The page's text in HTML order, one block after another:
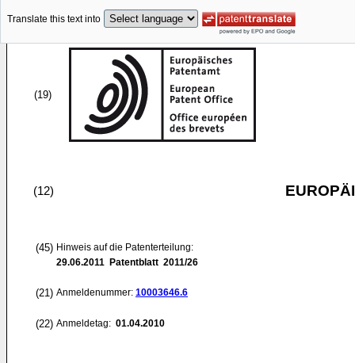
Translate this text into
(19)
(12)
(45) Hinweis auf die Patenterteilung:
29.06.2011 Patentblatt 2011/26
(21) Anmeldenummer: 10003646.6
(22) Anmeldetag: 01.04.2010